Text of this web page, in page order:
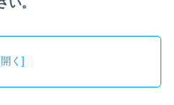
い。